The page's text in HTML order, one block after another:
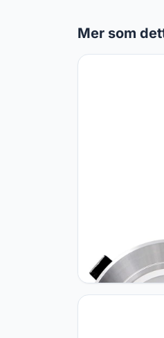
Mer som
GSYFDZSWZX
Plafond
240 V 5W 9W